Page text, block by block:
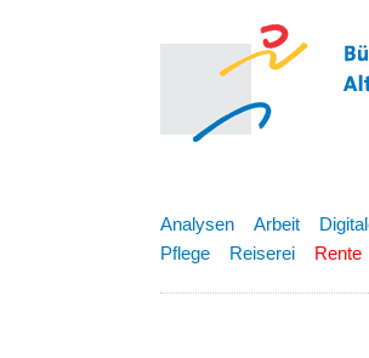
Analysen Arbeit
Pflege
Reiserei Rente